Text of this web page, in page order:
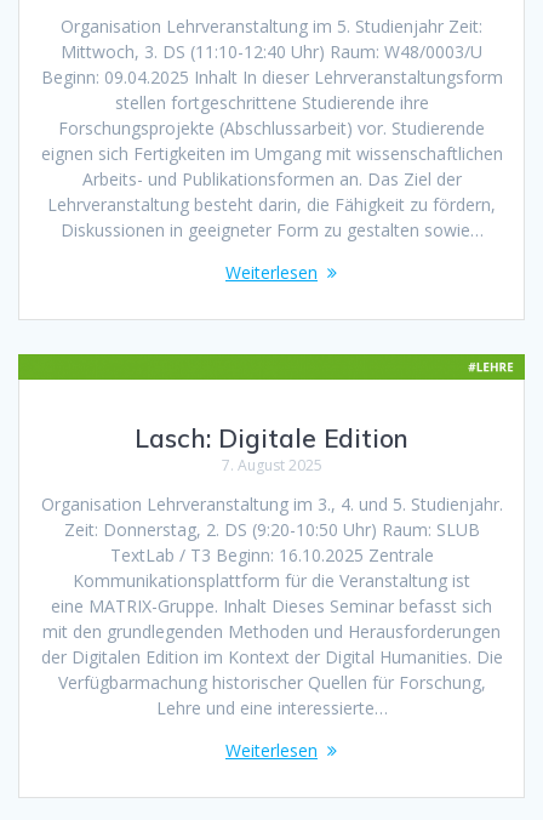
Organisation Lehrveranstaltung im 5. Studienjahr Zeit:
Mittwoch, 3. DS (11:10-12:40 Uhr) Raum: W48/0003/U
Beginn: 09.04.2025 Inhalt In dieser Lehrveranstaltungsform
stellen fortgeschrittene Studierende ihre
Forschungsprojekte (Abschlussarbeit) vor. Studierende
eignen sich Fertigkeiten im Umgang mit wissenschaftlichen
Arbeits- und Publikationsformen an. Das Ziel der
Lehrveranstaltung besteht darin, die Fähigkeit zu fördern,
Diskussionen in geeigneter Form zu gestalten sowie…
Weiterlesen
Lasch: Digitale Edition
7. August 2025
Organisation Lehrveranstaltung im 3., 4. und 5. Studienjahr.
Zeit: Donnerstag, 2. DS (9:20-10:50 Uhr) Raum: SLUB
TextLab / T3 Beginn: 16.10.2025 Zentrale
Kommunikationsplattform für die Veranstaltung ist
eine MATRIX-Gruppe. Inhalt Dieses Seminar befasst sich
mit den grundlegenden Methoden und Herausforderungen
der Digitalen Edition im Kontext der Digital Humanities. Die
Verfügbarmachung historischer Quellen für Forschung,
Lehre und eine interessierte…
Weiterlesen